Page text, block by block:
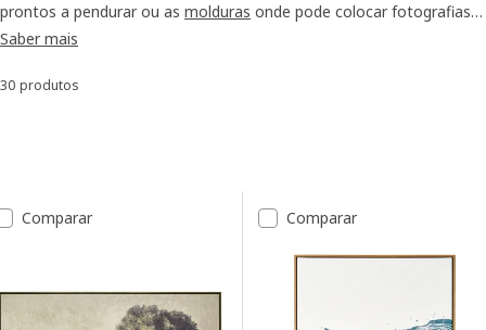
prontos a pendurar ou as molduras onde pode colocar fotografias
que vão falar por si mesmas. Só precisa de algum espaço na parede,
uma forma fácil. De paisagens icónicas a motivos mais gráficos, a
Saber mais
Ordenar e Filtrar
30 produtos
Lista de resultados
Comparar Comparar